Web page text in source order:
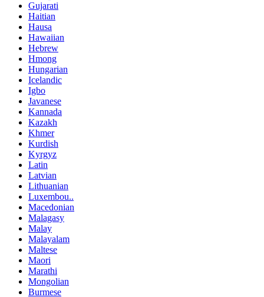
Gujarati
Haitian
Hausa
Hawaiian
Hebrew
Hmong
Hungarian
Icelandic
Igbo
Javanese
Kannada
Kazakh
Khmer
Kurdish
Kyrgyz
Latin
Latvian
Lithuanian
Luxembou..
Macedonian
Malagasy
Malay
Malayalam
Maltese
Maori
Marathi
Mongolian
Burmese